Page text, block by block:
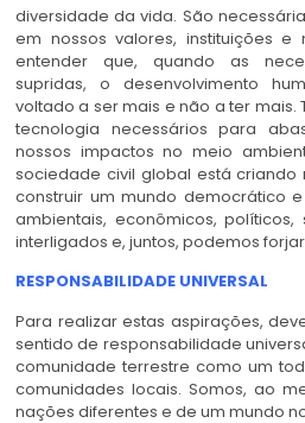
diversidade da vida. São
em nossos valores, instituições e
entender que, quando as
supridas, o desenvolvimento
voltado a ser mais e não a ter
tecnologia necessários para
nossos impactos no meio
sociedade civil global está criando
construir um mundo democrático
ambientais, econômicos,
interligados e, juntos, podemos
RESPONSABILIDADE UNIVERSAL
Para realizar estas aspirações,
sentido de responsabilidade
comunidade terrestre como um
comunidades locais. Somos, ao
nações diferentes e de um mundo